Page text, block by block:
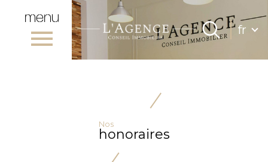
menu
fr
Accueil 0 Langue
fr
Nos
honoraires